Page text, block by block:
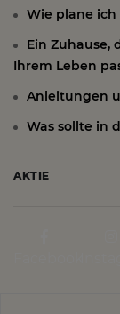
Wie plane
Ein Zuhause,
Ihrem Leben
Anleitungen
Was sollte in
AKTIE